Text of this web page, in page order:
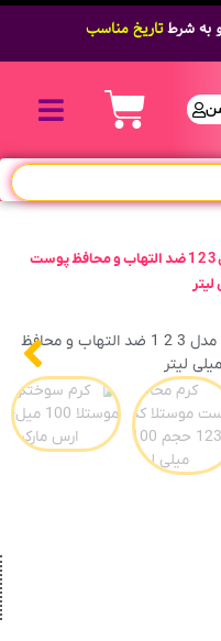
به شرطتاریخ مناسب
کرم سوختگی و تعویض پوشک موستلا مدل 3 2 1 ضد التهاب و محافظ پوست